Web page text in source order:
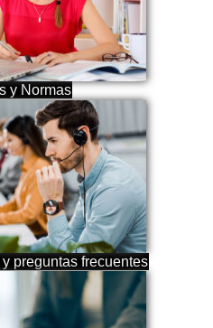
y Normas
preguntas frecuentes